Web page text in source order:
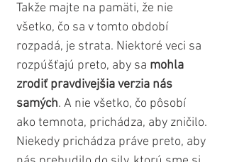
Takže majte na pamäti, že nie
všetko, čo sa v tomto období
rozpadá, je strata. Niektoré veci sa
rozpúšťajú preto, aby sa mohla
zrodiť pravdivejšia verzia nás
samých. A nie všetko, čo pôsobí
ako temnota, prichádza, aby zničilo.
Niekedy prichádza práve preto, aby